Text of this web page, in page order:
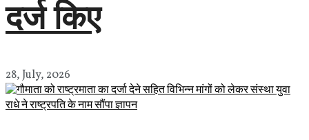
दर्ज किए
28, July, 2026